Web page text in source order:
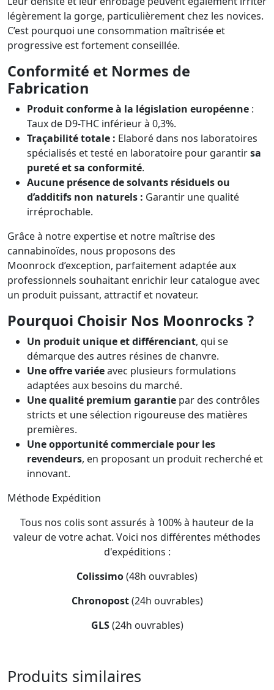
légèrement la gorge, particulièrement chez les novices.
C’est pourquoi une consommation maîtrisée et
progressive est fortement conseillée.
Conformité et Normes de
Fabrication
Produit conforme à la législation européenne :
Taux de D9-THC inférieur à 0,3%.
Traçabilité totale : Elaboré dans nos laboratoires
spécialisés et testé en laboratoire pour garantirsa
pureté et sa conformité.
Aucune présence de solvants résiduels ou
d’additifs non naturels : Garantir une qualité
irréprochable.
Grâce à notre expertise et notre maîtrise des
cannabinoïdes, nous proposons des
Moonrock d’exception, parfaitement adaptée aux
professionnels souhaitant enrichir leur catalogue avec
un produit puissant, attractif et novateur.
Pourquoi Choisir Nos Moonrocks ?
Un produit unique et différenciant, qui se
démarque des autres résines de chanvre.
Une offre variéeavec plusieurs formulations
adaptées aux besoins du marché.
Une qualité premium garantie par des contrôles
stricts et une sélection rigoureuse des matières
premières.
Une opportunité commerciale pour les
revendeurs, en proposant un produit recherché et
innovant.
Méthode Expédition
Tous nos colis sont assurés à 100% à hauteur de la
valeur de votre achat. Voici nos différentes méthodes
d'expéditions :
Colissimo(48h ouvrables)
Chronopost(24h ouvrables)
GLS(24h ouvrables)
Produits similaires